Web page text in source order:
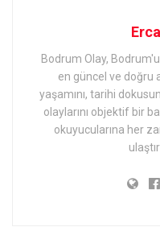
Bodrum Olay,
en güncel ve doğru
yaşamını, tarihi
olaylarını objektif bir
okuyucularına her